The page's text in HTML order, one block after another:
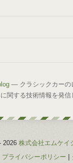
— クラシックカーの
関する技術情報を発信
2026 株式会社エムケイ
プライバシーポリシー